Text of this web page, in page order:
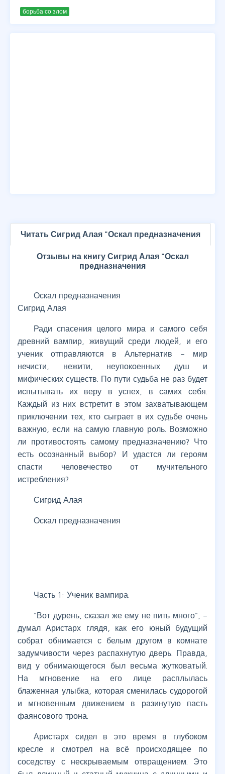
борьба со злом
Читать Сигрид Алая "Оскал предназначения
Отзывы на книгу Сигрид Алая "Оскал
предназначения
Оскал предназначения
Сигрид Алая
Ради спасения целого мира и самого себя
древний вампир, живущий среди людей, и его
ученик отправляются в Альтернатив – мир
нечисти, нежити, неупокоенных душ и
мифических существ. По пути судьба не раз будет
испытывать их веру в успех, в самих себя.
Каждый из них встретит в этом захватывающем
приключении тех, кто сыграет в их судьбе очень
важную, если на самую главную роль. Возможно
ли противостоять самому предназначению? Что
есть осознанный выбор? И удастся ли героям
спасти человечество от мучительного
истребления?
Сигрид Алая
Оскал предназначения
Часть 1: Ученик вампира.
"Вот дурень, сказал же ему не пить много", –
думал Аристарх глядя, как его юный будущий
собрат обнимается с белым другом в комнате
задумчивости через распахнутую дверь. Правда,
вид у обнимающегося был весьма жутковатый.
На мгновение на его лице расплылась
блаженная улыбка, которая сменилась судорогой
и мгновенным движением в разинутую пасть
фаянсового трона.
Аристарх сидел в это время в глубоком
кресле и смотрел на всё происходящее по
соседству с нескрываемым отвращением. Это